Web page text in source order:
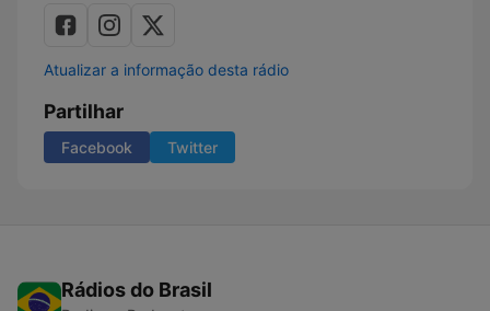
Atualizar a informação desta rádio
Partilhar
Facebook Twitter
Rádios do Brasil